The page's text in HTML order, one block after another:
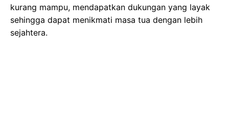
kurang mampu, mendapatkan dukungan yang layak
sehingga dapat menikmati masa tua dengan lebih
sejahtera.